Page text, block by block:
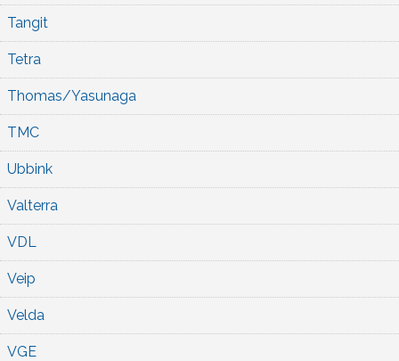
Tangit
Tetra
Thomas/Yasunaga
TMC
Ubbink
Valterra
VDL
Veip
Velda
VGE